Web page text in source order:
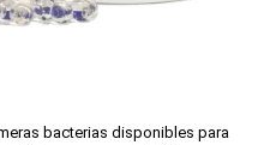
bacterias disponibles para